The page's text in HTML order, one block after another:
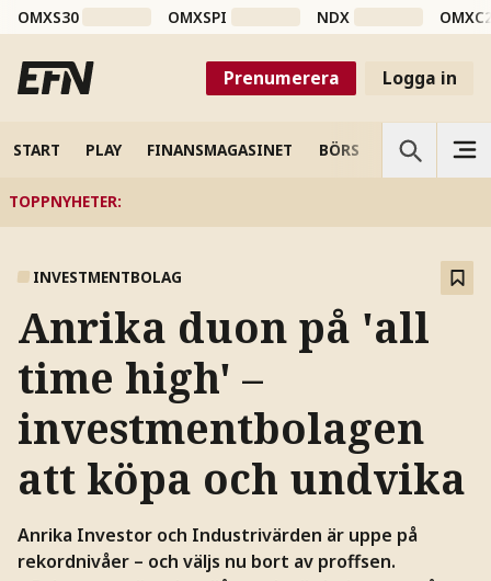
OMXS30 OMXSPI NDX
Prenumerera Logga in
START PLAY FINANSMAGASINET BÖRS VETENSKAP
TOPPNYHETER:
INVESTMENTBOLAG
Anrika duon på 'all
time high' –
investmentbolagen
att köpa och undvika
Anrika Investor och Industrivärden är uppe på
rekordnivåer – och väljs nu bort av proffsen.